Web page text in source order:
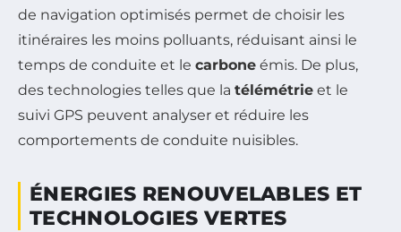
de navigation optimisés permet de choisir les
itinéraires les moins polluants, réduisant ainsi le
temps de conduite et le carbone émis. De plus,
des technologies telles que la télémétrie et le
suivi GPS peuvent analyser et réduire les
comportements de conduite nuisibles.
ÉNERGIES RENOUVELABLES ET
TECHNOLOGIES VERTES